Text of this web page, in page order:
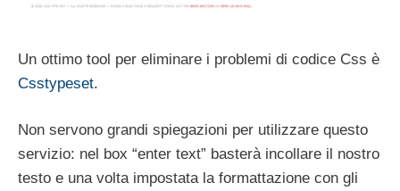
Un ottimo tool per eliminare i problemi di codice Css è
Csstypeset.
Non servono grandi spiegazioni per utilizzare questo
servizio: nel box “enter text” basterà incollare il nostro
testo e una volta impostata la formattazione con gli